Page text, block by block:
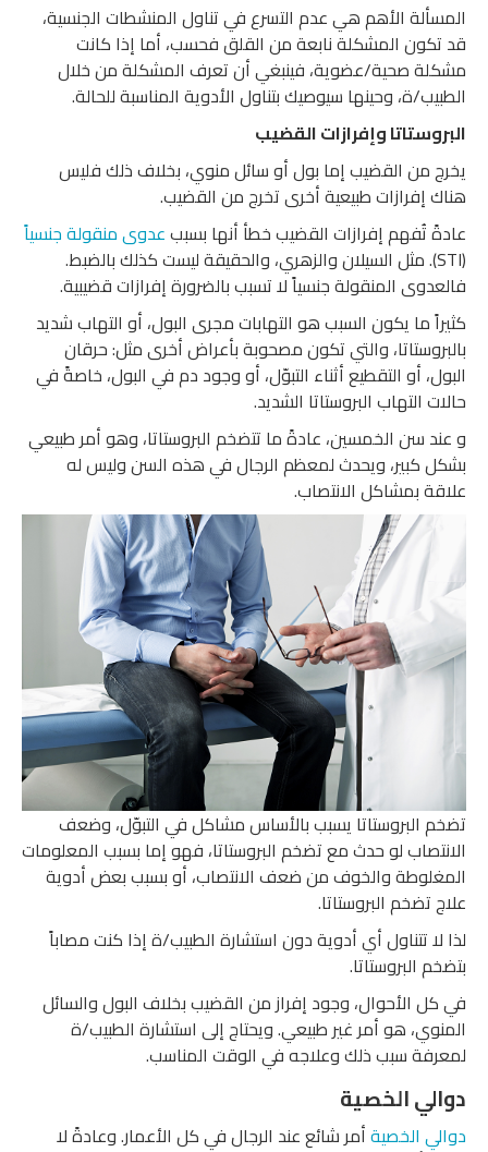
المسألة الأهم هي عدم التسرع في تناول المنشطات الجنسية،
قد تكون المشكلة نابعة من القلق فحسب، أما إذا كانت
مشكلة صحية/عضوية، فينبغي أن تعرف المشكلة من خلال
الطبيب/ة، وحينها سيوصيك بتناول الأدوية المناسبة للحالة.
البروستاتا وإفرازات القضيب
يخرج من القضيب إما بول أو سائل منوي، بخلاف ذلك فليس
هناك إفرازات طبيعية أخرى تخرج من القضيب.
عادةً تُفهم إفرازات القضيب خطأ أنها بسببعدوى منقولة جنسياً
(STI). مثل السيلان والزهري، والحقيقة ليست كذلك بالضبط.
فالعدوى المنقولة جنسياً لا تسبب بالضرورة إفرازات قضيبية.
كثيراً ما يكون السبب هو التهابات مجرى البول، أو التهاب شديد
بالبروستاتا، والتي تكون مصحوبة بأعراض أخرى مثل: حرقان
البول، أو التقطيع أثناء التبوّل، أو وجود دم في البول، خاصةً في
حالات التهاب البروستاتا الشديد.
و عند سن الخمسين، عادةً ما تتضخم البروستاتا، وهو أمر طبيعي
بشكل كبير، ويحدث لمعظم الرجال في هذه السن وليس له
علاقة بمشاكل الانتصاب.
تضخم البروستاتا يسبب بالأساس مشاكل في التبوّل، وضعف
الانتصاب لو حدث مع تضخم البروستاتا، فهو إما بسبب المعلومات
المغلوطة والخوف من ضعف الانتصاب، أو بسبب بعض أدوية
علاج تضخم البروستاتا.
لذا لا تتناول أي أدوية دون استشارة الطبيب/ة إذا كنت مصاباً
بتضخم البروستاتا.
في كل الأحوال، وجود إفراز من القضيب بخلاف البول والسائل
المنوي، هو أمر غير طبيعي. ويحتاج إلى استشارة الطبيب/ة
لمعرفة سبب ذلك وعلاجه في الوقت المناسب.
دوالي الخصية
دوالي الخصيةأمر شائع عند الرجال في كل الأعمار. وعادةً لا